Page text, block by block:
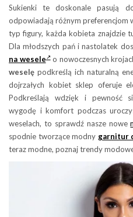
Sukienki te doskonale pasują
odpowiadają różnym preferencjom
typ figury, każda kobieta znajdzie
Dla młodszych pań i nastolatek
na wesele o nowoczesnych
weselę podkreślą ich naturalną
dojrzałych kobiet sklep oferuje
Podkreślają wdzięk i pewność
wygodę i komfort podczas
weselach, to sprawdź nasze nowe
spodnie tworzące modny garnitur
teraz modne, poznaj trendy